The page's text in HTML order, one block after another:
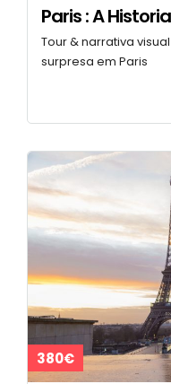
Paris : A
Tour & narrativa
surpresa em Paris
380€